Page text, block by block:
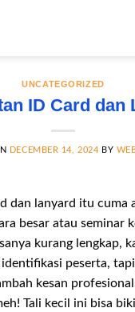
UNCATEGORIZED
ID Card dan
DECEMBER 14, 2024 BY
dan lanyard itu cuma
besar atau seminar
kurang lengkap,
peserta,
kesan
Tali kecil ini bisa